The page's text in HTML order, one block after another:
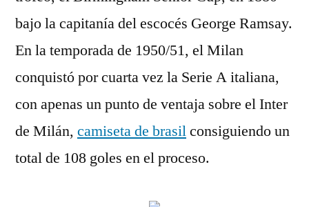
bajo la capitanía del escocés George Ramsay.
En la temporada de 1950/51, el Milan
conquistó por cuarta vez la Serie A italiana,
con apenas un punto de ventaja sobre el Inter
de Milán, camiseta de brasilconsiguiendo un
total de 108 goles en el proceso.